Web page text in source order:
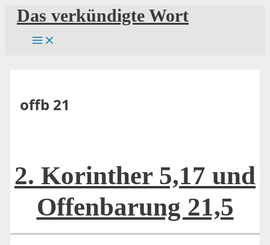
Zum
Inhalt
springen
Das verkündigte Wort
offb 21
2. Korinther 5,17 und
Offenbarung 21,5